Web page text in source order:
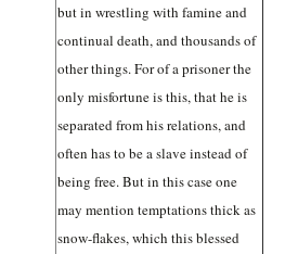
but in wrestling with famine and
continual death, and thousands of
other things. For of a prisoner the
only misfortune is this, that he is
separated from his relations, and
often has to be a slave instead of
being free. But in this case one
may mention temptations thick as
snow-flakes, which this blessed